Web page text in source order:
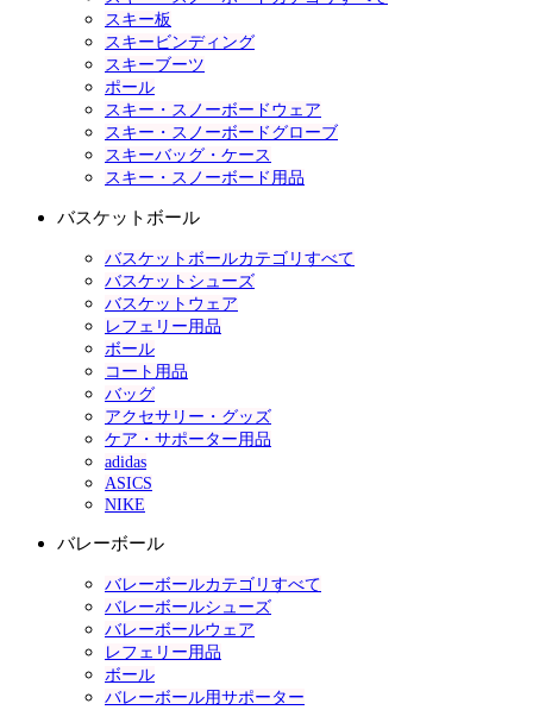
スキー板
スキービンディング
スキーブーツ
ポール
スキー・スノーボードウェア
スキー・スノーボードグローブ
スキーバッグ・ケース
スキー・スノーボード用品
バスケットボール
バスケットボールカテゴリすべて
バスケットシューズ
バスケットウェア
レフェリー用品
ボール
コート用品
バッグ
アクセサリー・グッズ
ケア・サポーター用品
adidas
ASICS
NIKE
バレーボール
バレーボールカテゴリすべて
バレーボールシューズ
バレーボールウェア
レフェリー用品
ボール
バレーボール用サポーター